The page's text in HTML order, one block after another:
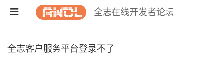
全志在线开发者论坛
全志客户服务平台登录不了